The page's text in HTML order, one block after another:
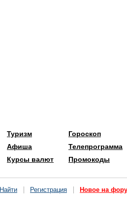
Туризм
Афиша
Курсы валют
Гороскоп
Телепрограмма
Промокоды
Найти Регистрация Новое на